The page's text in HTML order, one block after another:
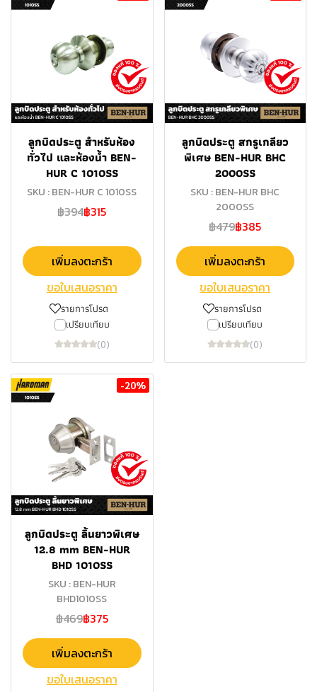
ลูกบิดประตู สำหรับห้อง
ทั่วไป และห้องน้ำ BEN-
HUR C 1010SS
SKU : BEN-HUR C 1010SS
฿394฿315
เพิ่มลงตะกร้า
ขอใบเสนอราคา
รายการโปรด
เปรียบเทียบ
(0)
ลูกบิดประตู สกรูเกลียว
พิเศษ BEN-HUR BHC
2000SS
SKU : BEN-HUR BHC
2000SS
฿479฿385
เพิ่มลงตะกร้า
ขอใบเสนอราคา
รายการโปรด
เปรียบเทียบ
(0)
-20%
ลูกบิดประตู ลิ้นยาวพิเศษ
12.8 mm BEN-HUR
BHD 1010SS
SKU : BEN-HUR
BHD1010SS
฿469฿375
เพิ่มลงตะกร้า
ขอใบเสนอราคา